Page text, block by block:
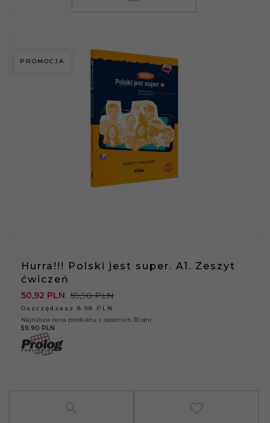
PROMOCJA
Hurra!!! Polski jest super. A1. Zeszyt
ćwiczeń
50,92 PLN 59,90 PLN
Oszczędzasz 8.98 PLN
Najniższa cena produktu z ostatnich 30 dni:
59.90 PLN